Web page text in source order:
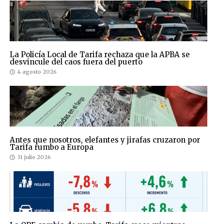
La Policía Local de Tarifa rechaza que la APBA se
desvincule del caos fuera del puerto
4 agosto 2026
Antes que nosotros, elefantes y jirafas cruzaron por
Tarifa rumbo a Europa
31 julio 2026